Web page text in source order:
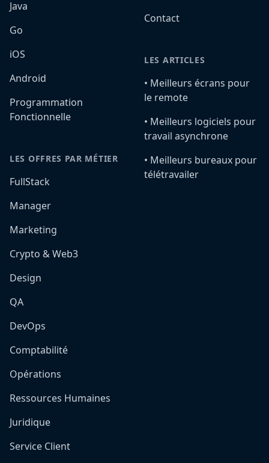
Java
Go
iOS
Android
Programmation
Fonctionnelle
LES OFFRES PAR MÉTIER
FullStack
Manager
Marketing
Crypto & Web3
Design
QA
DevOps
Comptabilité
Opérations
Ressources Humaines
Juridique
Service Client
Contact
LES ARTICLES
•️ Meilleurs écrans pour
le remote
•️ Meilleurs logiciels pour
travail asynchrone
•️ Meilleurs bureaux pour
télétravailer